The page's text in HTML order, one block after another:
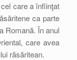
care a înfiinţat
ca parte
Romană. În anul
care avea
răsăritean.